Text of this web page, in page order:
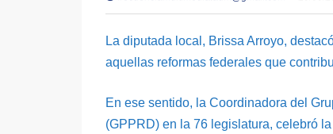
La diputada local, Brissa Arroyo,
aquellas reformas federales que
En ese sentido, la Coordinadora del
(GPPRD) en la 76 legislatura, celebró